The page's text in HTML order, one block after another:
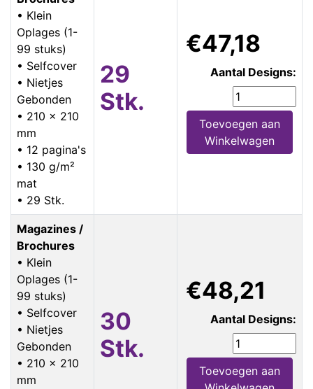
• Klein
Oplages (1-
99 stuks)
• Selfcover
• Nietjes
Gebonden
• 210 x 210
mm
• 12 pagina's
• 130 g/m²
mat
• 29 Stk.
29
Stk.
€47,18
Aantal Designs:
Toevoegen aan
Winkelwagen
Magazines /
Brochures
• Klein
Oplages (1-
99 stuks)
• Selfcover
• Nietjes
Gebonden
• 210 x 210
mm
30
Stk.
€48,21
Aantal Designs:
Toevoegen aan